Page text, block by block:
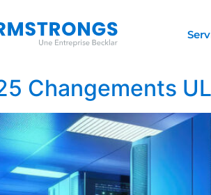
Changements